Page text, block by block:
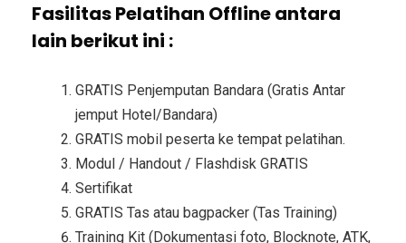
Fasilitas Pelatihan Offline antara
lain berikut ini :
GRATIS Penjemputan Bandara (Gratis Antar
jemput Hotel/Bandara)
GRATIS mobil peserta ke tempat pelatihan.
Modul / Handout / Flashdisk GRATIS
Sertifikat
GRATIS Tas atau bagpacker (Tas Training)
Training Kit (Dokumentasi foto, Blocknote, ATK,